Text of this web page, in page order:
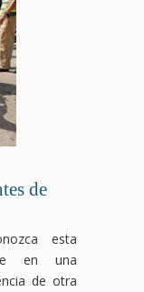
de
esta
en una
de otra